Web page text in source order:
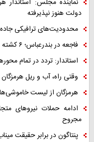
دولت هنوز نپذیرفته
محدودیت‌های ترافیکی
فاجعه در بندرعباس؛ ۶ کشته در آتش‌سوزی منزل مسکونی
استاندار: تردد در تمام
وقتی راه، آب و ریل
هرمزگان از لیست
مجروح
پنتاگون در برابر حقیقت